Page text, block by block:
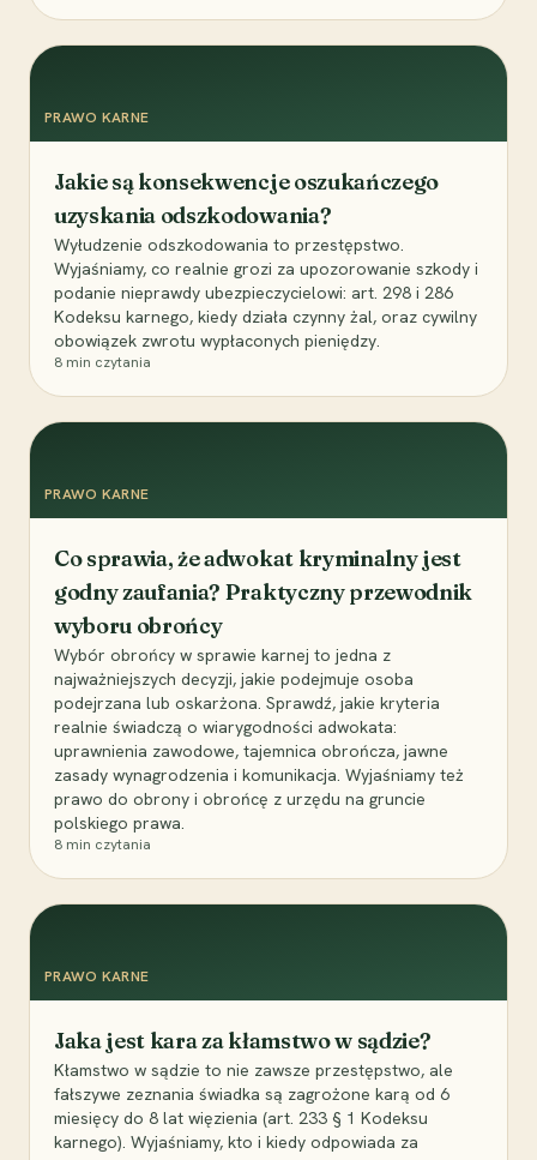
PRAWO KARNE
Jakie są konsekwencje oszukańczego
uzyskania odszkodowania?
Wyłudzenie odszkodowania to przestępstwo.
Wyjaśniamy, co realnie grozi za upozorowanie szkody i
podanie nieprawdy ubezpieczycielowi: art. 298 i 286
Kodeksu karnego, kiedy działa czynny żal, oraz cywilny
obowiązek zwrotu wypłaconych pieniędzy.
8 min czytania
PRAWO KARNE
Co sprawia, że adwokat kryminalny jest
godny zaufania? Praktyczny przewodnik
wyboru obrońcy
Wybór obrońcy w sprawie karnej to jedna z
najważniejszych decyzji, jakie podejmuje osoba
podejrzana lub oskarżona. Sprawdź, jakie kryteria
realnie świadczą o wiarygodności adwokata:
uprawnienia zawodowe, tajemnica obrończa, jawne
zasady wynagrodzenia i komunikacja. Wyjaśniamy też
prawo do obrony i obrońcę z urzędu na gruncie
polskiego prawa.
8 min czytania
PRAWO KARNE
Jaka jest kara za kłamstwo w sądzie?
Kłamstwo w sądzie to nie zawsze przestępstwo, ale
fałszywe zeznania świadka są zagrożone karą od 6
miesięcy do 8 lat więzienia (art. 233 § 1 Kodeksu
karnego). Wyjaśniamy, kto i kiedy odpowiada za